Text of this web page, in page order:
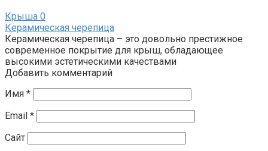
Крыша 0
Керамическая черепица
Керамическая черепица – это довольно престижное
современное покрытие для крыш, обладающее
высокими эстетическими качествами
Добавить комментарий
Имя *
Email *
Сайт